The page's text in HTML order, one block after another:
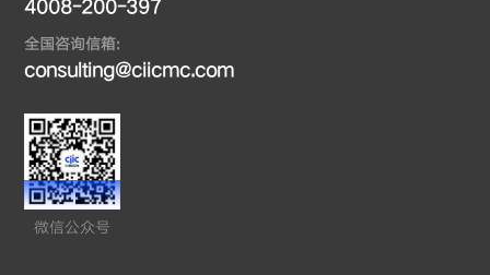
4008-200-397
全国咨询信箱:
consulting@ciicmc.com
微信公众号